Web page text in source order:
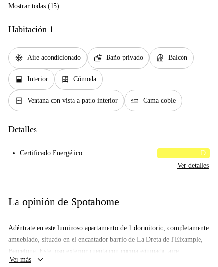
Mostrar todas (15)
Habitación 1
ac_unit Aire acondicionado soap Baño privado balcony Balcón
window_open Interior dresser Cómoda
window_closed Ventana con vista a patio interior airline_seat_flat Cama doble
Detalles
Certificado Energético
D
Ver detalles
La opinión de Spotahome
Adéntrate en este luminoso apartamento de 1 dormitorio, completamente
amueblado, situado en el encantador barrio de La Dreta de l'Eixample,
Barcelona. Este piso exterior cuenta con cocina equipada, aire
acondicionado individual, lavavajillas e incluso un balcón para disfrutar
Ver más keyboard_arrow_down